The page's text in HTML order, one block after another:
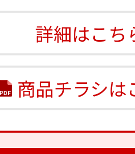
詳細はこち
商品チラシは